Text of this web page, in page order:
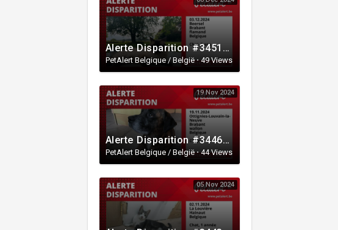
Alerte Disparition #345137 Beersel / Brabant flamand / Belgique
PetAlert Belgique / België·49 Views
19 Nov 2024
Alerte Disparition #344698 Ottignies-Louvain-la-Neuve / Brabant wallon / Belgique
PetAlert Belgique / België·44 Views
05 Nov 2024